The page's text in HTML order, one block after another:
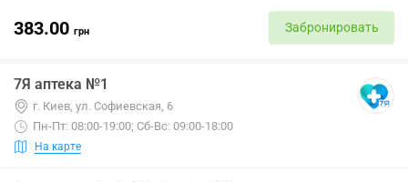
383.00 грн Забронировать
7Я аптека №1
г. Киев, ул. Софиевская, 6
Пн-Пт: 08:00-19:00; Сб-Вс: 09:00-18:00
На карте